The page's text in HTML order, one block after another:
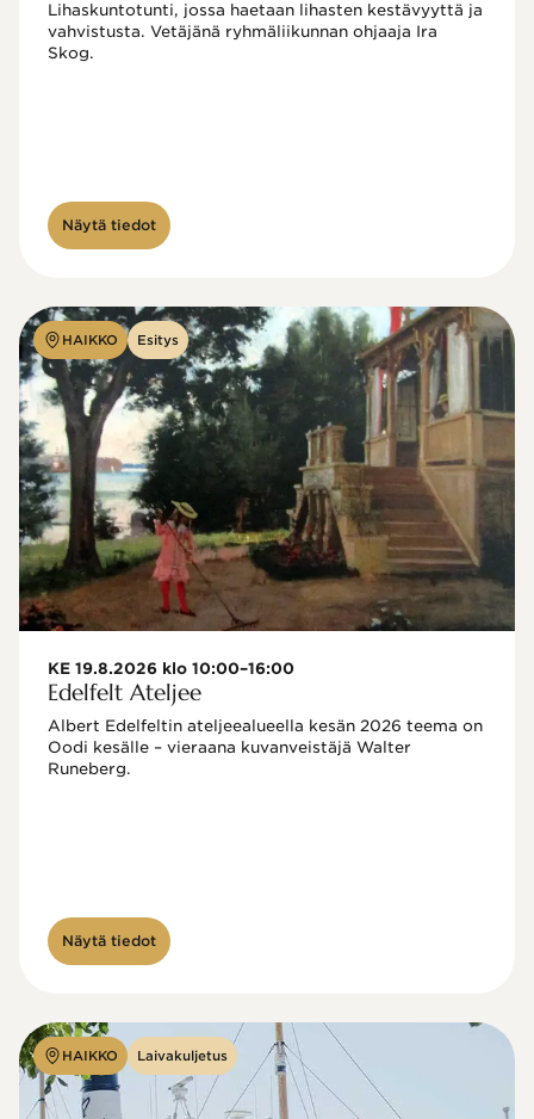
Lihaskuntotunti, jossa haetaan lihasten kestävyyttä ja
vahvistusta. Vetäjänä ryhmäliikunnan ohjaaja Ira
Skog.
Näytä tiedot
HAIKKO Esitys
KE 19.8.2026 klo 10:00–16:00
Edelfelt Ateljee
Albert Edelfeltin ateljeealueella kesän 2026 teema on
Oodi kesälle – vieraana kuvanveistäjä Walter
Näytä tiedot
HAIKKO Laivakuljetus